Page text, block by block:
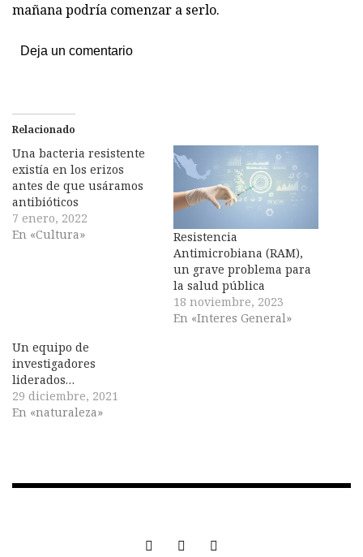
mañana podría comenzar a serlo.
Deja un comentario
Relacionado
Una bacteria resistente
existía en los erizos
antes de que usáramos
antibióticos
7 enero, 2022
En «Cultura»
Resistencia
Antimicrobiana (RAM),
un grave problema para
la salud pública
18 noviembre, 2023
En «Interes General»
Un equipo de
investigadores
liderados…
29 diciembre, 2021
En «naturaleza»